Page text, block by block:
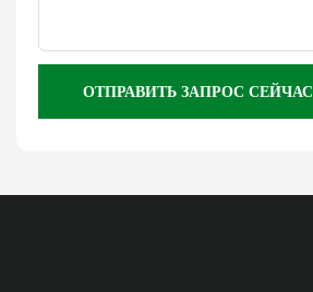
ОТПРАВИТЬ ЗАПРОС СЕЙЧАС